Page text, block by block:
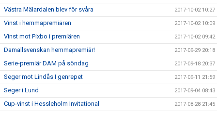
Västra Mälardalen blev för svåra 2017-10-02 10:27
Vinst i hemmapremiären 2017-10-02 10:09
Vinst mot Pixbo i premiären 2017-10-02 09:42
Damallsvenskan hemmapremiär! 2017-09-29 20:18
Serie-premiär DAM på söndag 2017-09-18 20:37
Seger mot Lindås I genrepet 2017-09-11 21:59
Seger i Lund 2017-09-04 08:43
Cup-vinst i Hessleholm Invitational 2017-08-28 21:45